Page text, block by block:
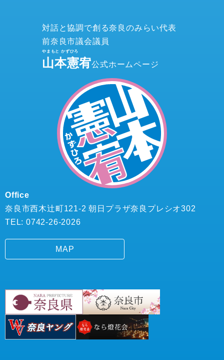
対話と協調で創る奈良のみらい代表
前奈良市議会議員
山本憲宥公式ホームページ
Office
奈良市西木辻町121-2 朝日プラザ奈良プレシオ302
TEL: 0742-26-2026
MAP